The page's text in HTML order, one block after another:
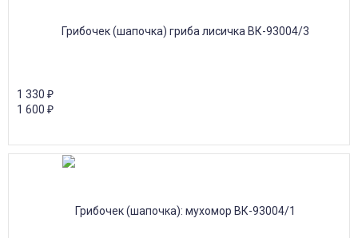
1 330 ₽
1 600 ₽